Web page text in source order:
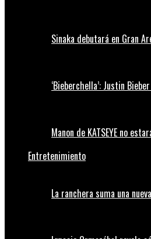
Sinaka debutará en Gran
‘Bieberchella’: Justin
Manon de KATSEYE no
Entretenimiento
La ranchera suma una